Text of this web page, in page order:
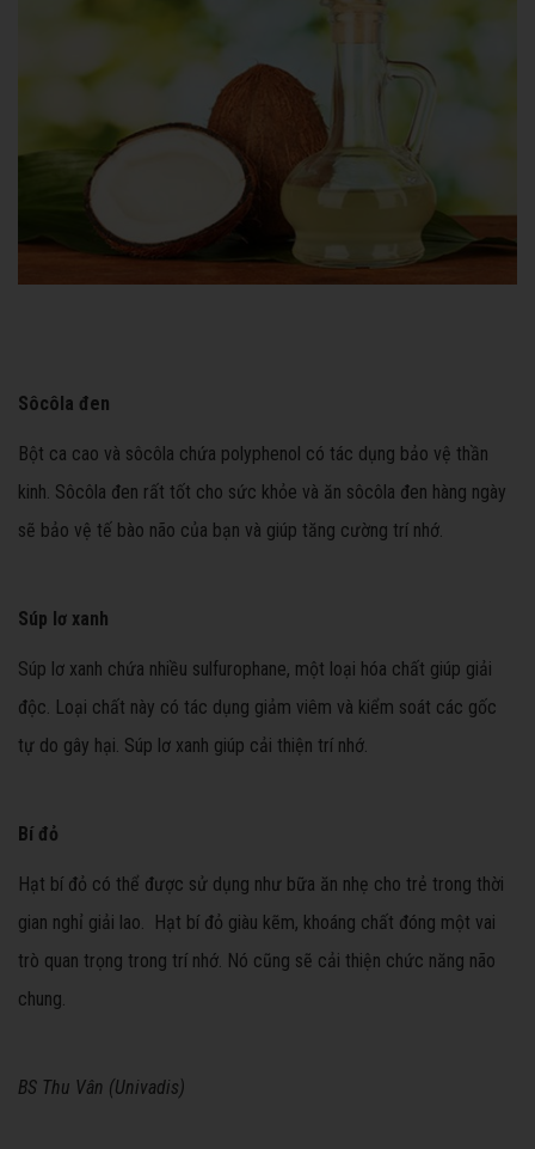
Sôcôla đen
Bột ca cao và sôcôla chứa polyphenol có tác dụng bảo vệ thần
kinh. Sôcôla đen rất tốt cho sức khỏe và ăn sôcôla đen hàng ngày
sẽ bảo vệ tế bào não của bạn và giúp tăng cường trí nhớ.
Súp lơ xanh
Súp lơ xanh chứa nhiều sulfurophane, một loại hóa chất giúp giải
độc. Loại chất này có tác dụng giảm viêm và kiểm soát các gốc
tự do gây hại. Súp lơ xanh giúp cải thiện trí nhớ.
Bí đỏ
Hạt bí đỏ có thể được sử dụng như bữa ăn nhẹ cho trẻ trong thời
gian nghỉ giải lao. Hạt bí đỏ giàu kẽm, khoáng chất đóng một vai
trò quan trọng trong trí nhớ. Nó cũng sẽ cải thiện chức năng não
chung.
BS Thu Vân (Univadis)